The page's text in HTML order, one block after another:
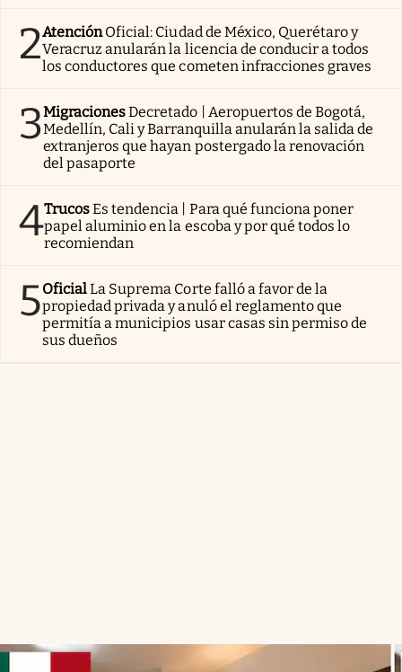
2AtenciónOficial: Ciudad de México, Querétaro y
Veracruz anularán la licencia de conducir a todos
los conductores que cometen infracciones graves
3MigracionesDecretado | Aeropuertos de Bogotá,
Medellín, Cali y Barranquilla anularán la salida de
extranjeros que hayan postergado la renovación
del pasaporte
4TrucosEs tendencia | Para qué funciona poner
papel aluminio en la escoba y por qué todos lo
recomiendan
5OficialLa Suprema Corte falló a favor de la
propiedad privada y anuló el reglamento que
permitía a municipios usar casas sin permiso de
sus dueños